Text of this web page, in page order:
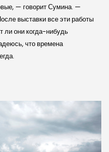
— говорит Сумина. —
выставки все эти работы
ли они когда-нибудь
что времена